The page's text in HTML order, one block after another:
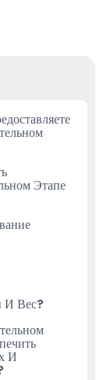
Этапе
И Вес?
И